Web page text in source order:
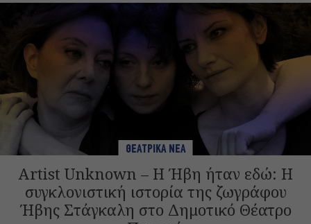
ΘΕΑΤΡΙΚΑ ΝΕΑ
Artist Unknown – Η Ήβη ήταν εδώ: Η
συγκλονιστική ιστορία της ζωγράφου
Ήβης Στάγκαλη στο Δημοτικό Θέατρο